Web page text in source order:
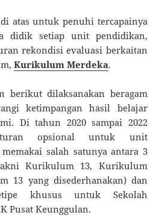
atas untuk penuhi tercapainya
didik setiap unit pendidikan,
rekondisi evaluasi berkaitan
Kurikulum Merdeka.
berikut dilaksanakan beragam
ketimpangan hasil belajar
Di tahun 2020 sampai 2022
opsional untuk unit
salah satunya antara 3
Kurikulum 13, Kurikulum
13 yang disederhanakan) dan
khusus untuk Sekolah
Pusat Keunggulan.